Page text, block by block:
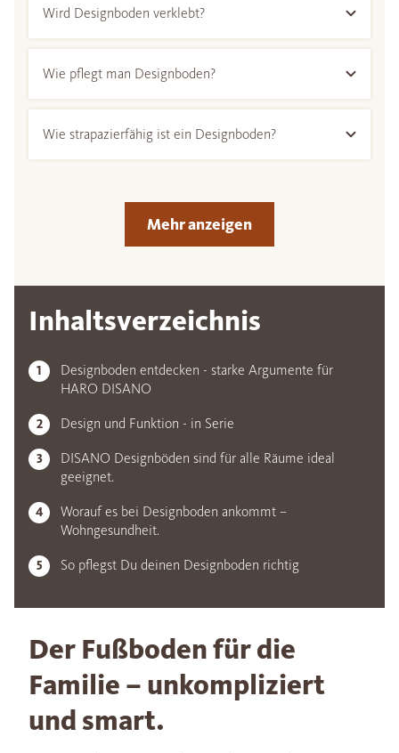
Wird Designboden verklebt?
Wie pflegt man Designboden?
Wie strapazierfähig ist ein Designboden?
Mehr anzeigen
Inhaltsverzeichnis
Designboden entdecken - starke Argumente für
HARO DISANO
Design und Funktion - in Serie
DISANO Designböden sind für alle Räume ideal
geeignet.
Worauf es bei Designboden ankommt –
Wohngesundheit.
So pflegst Du deinen Designboden richtig
Der Fußboden für die
Familie – unkompliziert
und smart.